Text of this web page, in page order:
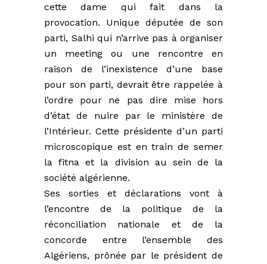
cette dame qui fait dans la
provocation. Unique députée de son
parti, Salhi qui n’arrive pas à organiser
un meeting ou une rencontre en
raison de l’inexistence d’une base
pour son parti, devrait être rappelée à
l’ordre pour ne pas dire mise hors
d’état de nuire par le ministère de
l’Intérieur. Cette présidente d’un parti
microscopique est en train de semer
la fitna et la division au sein de la
société algérienne.
Ses sorties et déclarations vont à
l’encontre de la politique de la
réconciliation nationale et de la
concorde entre l’ensemble des
Algériens, prônée par le président de